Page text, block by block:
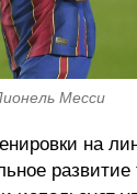
Месси
на